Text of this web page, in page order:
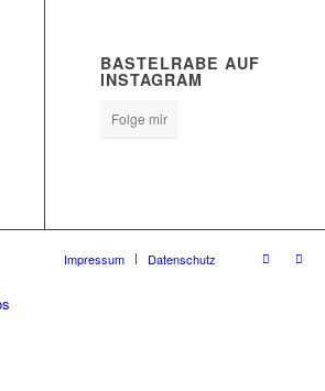
BASTELRABE AUF
INSTAGRAM
Folge mir
Impressum Datenschutz